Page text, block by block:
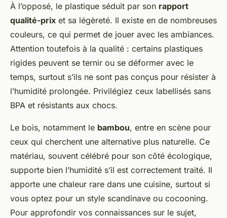
À l’opposé, le plastique séduit par son rapport
qualité-prix et sa légèreté. Il existe en de nombreuses
couleurs, ce qui permet de jouer avec les ambiances.
Attention toutefois à la qualité : certains plastiques
rigides peuvent se ternir ou se déformer avec le
temps, surtout s’ils ne sont pas conçus pour résister à
l’humidité prolongée. Privilégiez ceux labellisés sans
BPA et résistants aux chocs.
Le bois, notamment le bambou, entre en scène pour
ceux qui cherchent une alternative plus naturelle. Ce
matériau, souvent célébré pour son côté écologique,
supporte bien l’humidité s’il est correctement traité. Il
apporte une chaleur rare dans une cuisine, surtout si
vous optez pour un style scandinave ou cocooning.
Pour approfondir vos connaissances sur le sujet,